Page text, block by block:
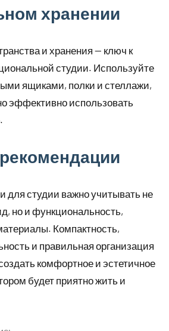
хранении
и хранения — ключ к
студии. Используйте
ящиками, полки и стеллажи,
эффективно использовать
для студии важно учитывать не
но и функциональность,
Компактность,
и правильная организация
комфортное и эстетичное
будет приятно жить и